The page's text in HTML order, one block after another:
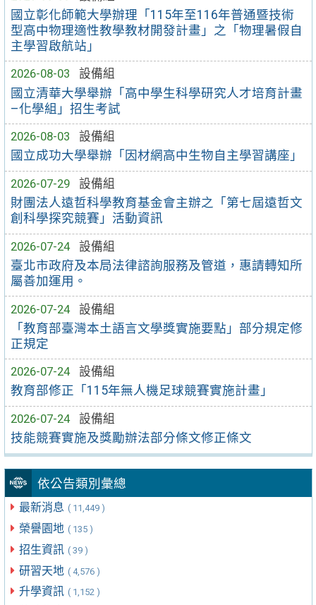
國立彰化師範大學辦理「115年至116年普通暨技術
型高中物理適性教學教材開發計畫」之「物理暑假自
主學習啟航站」
2026-08-03
設備組
國立清華大學舉辦「高中學生科學研究人才培育計畫
–化學組」招生考試
2026-08-03
設備組
國立成功大學舉辦「因材網高中生物自主學習講座」
2026-07-29
設備組
財團法人遠哲科學教育基金會主辦之「第七屆遠哲文
創科學探究競賽」活動資訊
2026-07-24
設備組
臺北市政府及本局法律諮詢服務及管道，惠請轉知所
屬善加運用。
2026-07-24
設備組
「教育部臺灣本土語言文學獎實施要點」部分規定修
正規定
2026-07-24
設備組
教育部修正「115年無人機足球競賽實施計畫」
2026-07-24
設備組
技能競賽實施及獎勵辦法部分條文修正條文
依公告類別彙總
最新消息 ( 11,449 )
榮譽園地 ( 135 )
招生資訊 ( 39 )
研習天地 ( 4,576 )
升學資訊 ( 1,152 )